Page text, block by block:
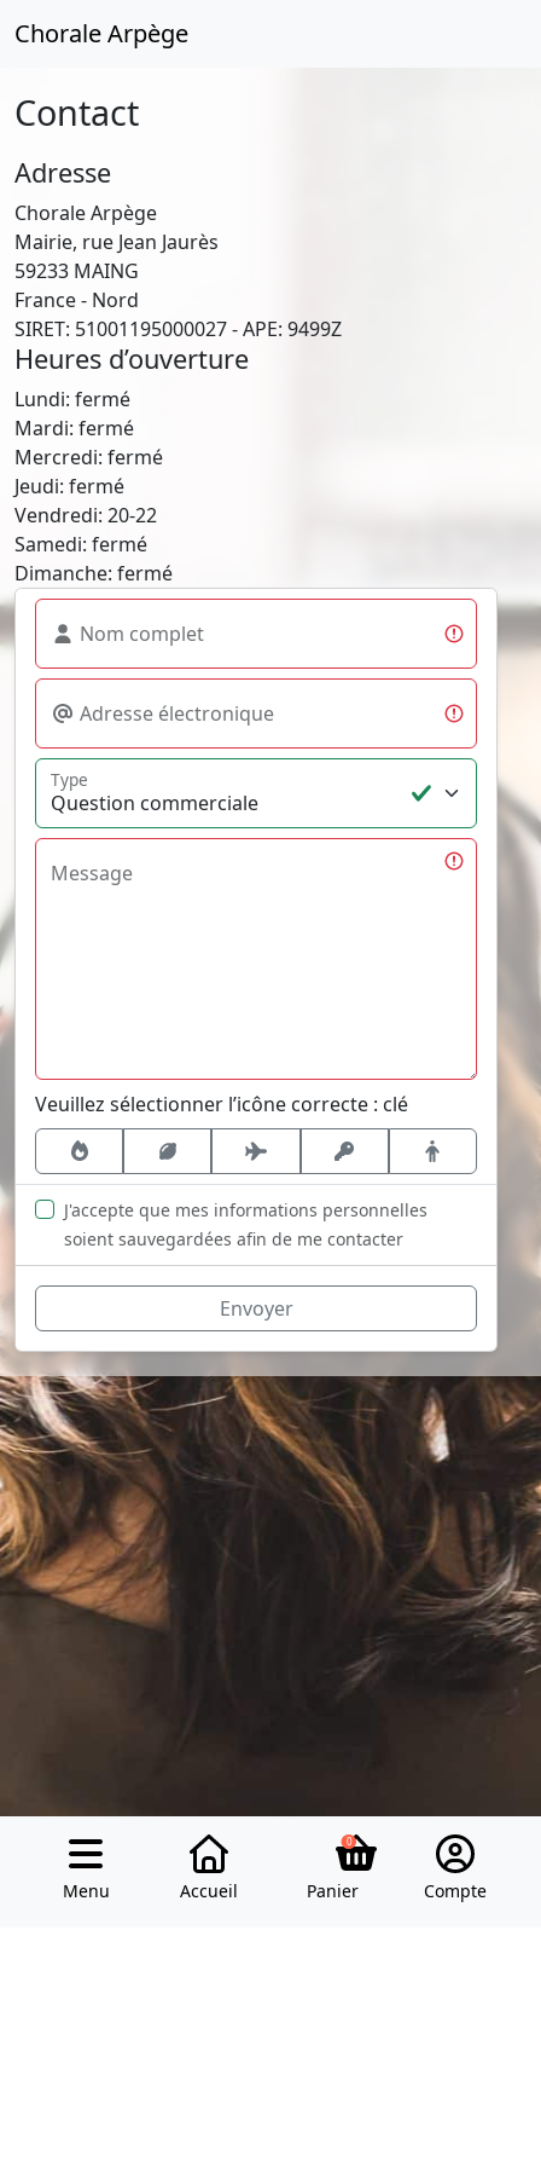
Chorale Arpège
Contact
Adresse
Chorale Arpège
Mairie, rue Jean Jaurès
59233 MAING
France - Nord
SIRET: 51001195000027 - APE: 9499Z
Heures d’ouverture
Lundi: fermé
Mardi: fermé
Mercredi: fermé
Jeudi: fermé
Vendredi: 20-22
Samedi: fermé
Dimanche: fermé
Nom complet
Adresse électronique
Type
Message
Veuillez sélectionner l’icône correcte : clé
J'accepte que mes informations personnelles
soient sauvegardées afin de me contacter
Envoyer
Menu Accueil
0
Panier Compte